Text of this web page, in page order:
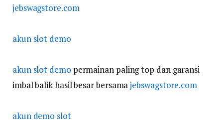
jebswagstore.com
akun slot demo
akun slot demo permainan paling top dan garansi
imbal balik hasil besar bersamajebswagstore.com
akun demo slot